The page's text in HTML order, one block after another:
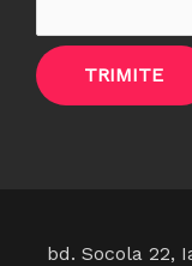
TRIMITE
bd. Socola 22,